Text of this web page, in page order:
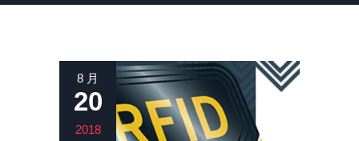
8 月
20
2018